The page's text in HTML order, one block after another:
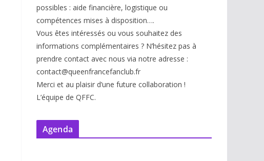
possibles : aide financière, logistique ou
compétences mises à disposition….
Vous êtes intéressés ou vous souhaitez des
informations complémentaires ? N’hésitez pas à
prendre contact avec nous via notre adresse :
contact@queenfrancefanclub.fr
Merci et au plaisir d’une future collaboration !
L’équipe de QFFC.
Agenda